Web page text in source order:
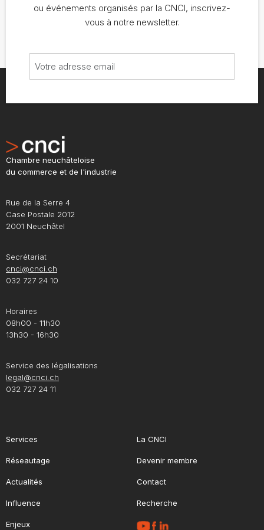
ou événements organisés par la CNCI, inscrivez-
vous à notre newsletter.
Chambre neuchâteloise
du commerce et de l'industrie
Rue de la Serre 4
Case Postale 2012
2001 Neuchâtel
Secrétariat
cnci@cnci.ch
032 727 24 10
Horaires
08h00 - 11h30
13h30 - 16h30
Service des légalisations
legal@cnci.ch
032 727 24 11
Services
Réseautage
Actualités
Influence
Enjeux
La CNCI
Devenir membre
Contact
Recherche